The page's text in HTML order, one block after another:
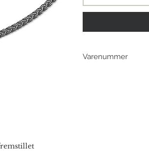
Varenummer